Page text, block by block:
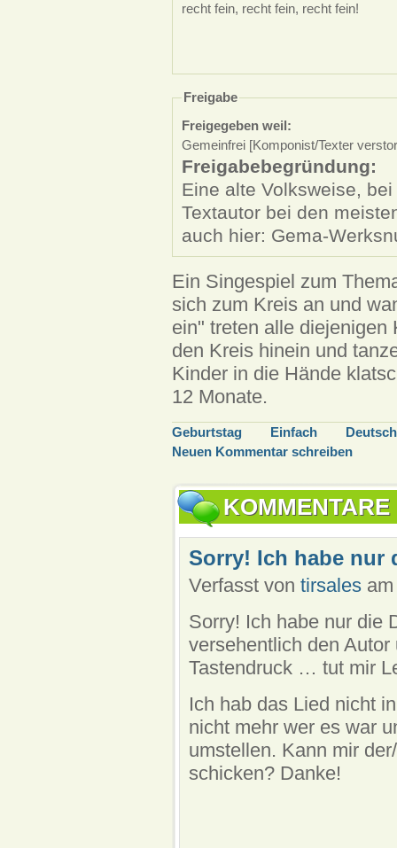
recht fein, recht fein, recht fein!
Freigabe
Freigegeben weil:
Gemeinfrei [Komponist/Texter
Freigabebegründung:
Eine alte Volksweise,
Textautor bei den
auch hier: Gema-
Ein Singespiel zum
sich zum Kreis an und
ein" treten alle diejenigen
den Kreis hinein und
Kinder in die Hände
12 Monate.
Geburtstag Einfach Deutsch
Neuen Kommentar schreiben
KOMMENTARE
Sorry! Ich habe nur
Verfasst von tirsalesam
Sorry! Ich habe nur die
versehentlich den
Tastendruck … tut mir
Ich hab das Lied nicht
nicht mehr wer es war
umstellen. Kann mir
schicken? Danke!